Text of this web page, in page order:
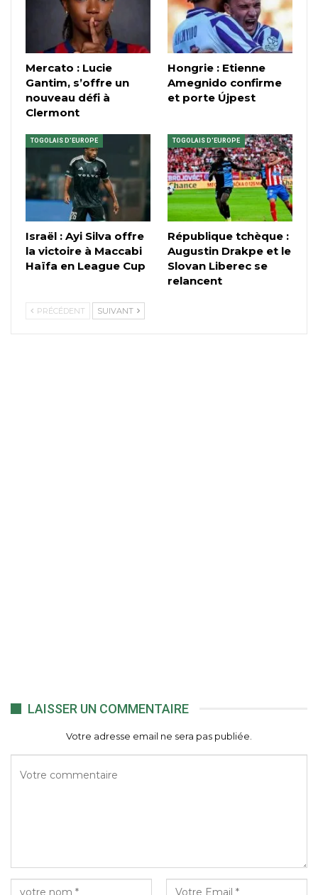
Mercato : Lucie
Gantim, s’offre un
nouveau défi à
Clermont
Hongrie : Etienne
Amegnido confirme
et porte Újpest
TOGOLAIS D'EUROPE
Israël : Ayi Silva offre
la victoire à Maccabi
Haïfa en League Cup
TOGOLAIS D'EUROPE
République tchèque :
Augustin Drakpe et le
Slovan Liberec se
relancent
PRÉCÉDENT SUIVANT
LAISSER UN COMMENTAIRE
Votre adresse email ne sera pas publiée.